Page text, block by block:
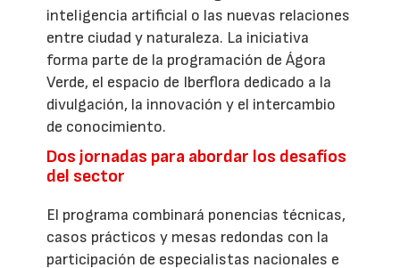
inteligencia artificial o las nuevas relaciones
entre ciudad y naturaleza. La iniciativa
forma parte de la programación de Ágora
Verde, el espacio de Iberflora dedicado a la
divulgación, la innovación y el intercambio
de conocimiento.
Dos jornadas para abordar los desafíos
del sector
El programa combinará ponencias técnicas,
casos prácticos y mesas redondas con la
participación de especialistas nacionales e